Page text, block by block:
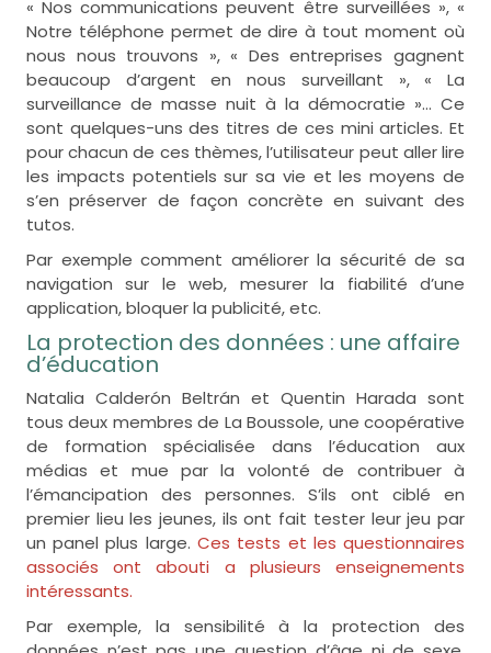
« Nos communications peuvent être surveillées », «
Notre téléphone permet de dire à tout moment où
nous nous trouvons », « Des entreprises gagnent
beaucoup d’argent en nous surveillant », « La
surveillance de masse nuit à la démocratie »… Ce
sont quelques-uns des titres de ces mini articles. Et
pour chacun de ces thèmes, l’utilisateur peut aller lire
les impacts potentiels sur sa vie et les moyens de
s’en préserver de façon concrète en suivant des
tutos.
Par exemple comment améliorer la sécurité de sa
navigation sur le web, mesurer la fiabilité d’une
application, bloquer la publicité, etc.
La protection des données : une affaire
d’éducation
Natalia Calderón Beltrán et Quentin Harada sont
tous deux membres de La Boussole, une coopérative
de formation spécialisée dans l’éducation aux
médias et mue par la volonté de contribuer à
l’émancipation des personnes. S’ils ont ciblé en
premier lieu les jeunes, ils ont fait tester leur jeu par
un panel plus large. Ces tests et les questionnaires
associés ont abouti a plusieurs enseignements
intéressants.
Par exemple, la sensibilité à la protection des